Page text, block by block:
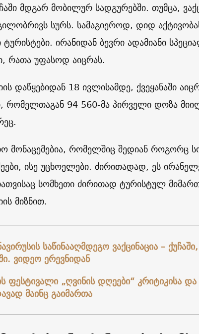
მდგარ მობილურ სადგურებში. თუმცა,
სურს. სამაგიეროდ, დიდ
ირანიდან ბევრი ადამიანი
რათა უფასოდ აიცრას.
დაწყებიდან 18 ივლისამდე, ქვეყანაში
რომელთაგან 94 560-მა პირველი დოზა
მონაცემებია, რომელშიც შედიან როგორც
ისე უცხოელები. ძირითადად, ეს
სომხეთი ძირითად ტურისტულ
მიზნით.
საწინააღმდეგო ვაქცინაცია –
ვიდეო ერევნიდან
ფესტივალი „ღვინის დღეები“ კრიტიკისა
მაინც გაიმართა